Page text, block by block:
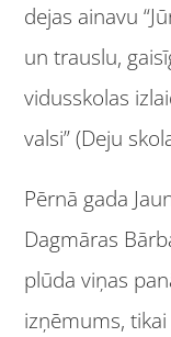
dejas ainavu
un trauslu,
vidusskolas
valsi” (Deju
Pērnā gada
Dagmāras
plūda viņas
izņēmums,